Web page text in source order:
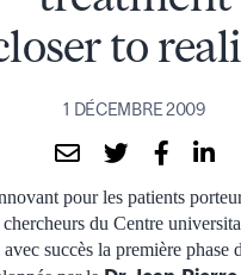
to
1 DÉCEMBRE 2009
pour les patients
chercheurs du Centre
succès la première phase